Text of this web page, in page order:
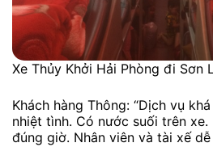
Xe Thủy Khởi Hải Phòng đi Sơn
Khách hàng Thông: “Dịch vụ
nhiệt tình. Có nước suối trên xe.
đúng giờ. Nhân viên và tài xế dễ